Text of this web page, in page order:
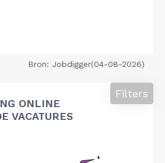
Bron: Jobdigger(04-08-2026)
ONLINE
VACATURES
Filters